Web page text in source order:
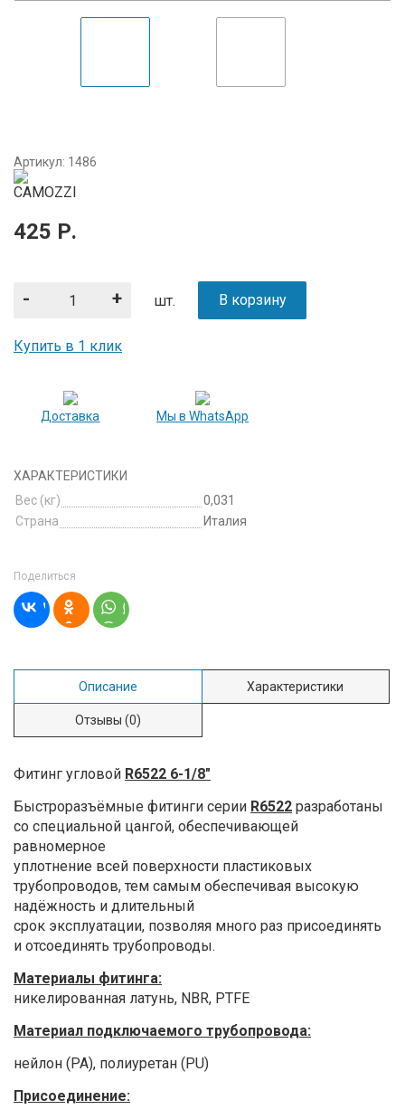
Артикул: 1486
425 Р.
+
- шт. В корзину
Купить в 1 клик
Доставка Мы в WhatsApp
ХАРАКТЕРИСТИКИ
Вес (кг)
0,031
Страна
Италия
Поделиться
Описание Характеристики
Отзывы (0)
Фитинг угловой R6522 6-1/8"
Быстроразъёмные фитинги серии R6522 разработаны
со специальной цангой, обеспечивающей
равномерное
уплотнение всей поверхности пластиковых
трубопроводов, тем самым обеспечивая высокую
надёжность и длительный
срок эксплуатации, позволяя много раз присоединять
и отсоединять трубопроводы.
Материалы фитинга:
никелированная латунь, NBR, PTFE
Материал подключаемого трубопровода:
нейлон (PA), полиуретан (PU)
Присоединение: